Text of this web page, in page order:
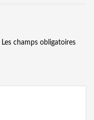
Les champs obligatoires